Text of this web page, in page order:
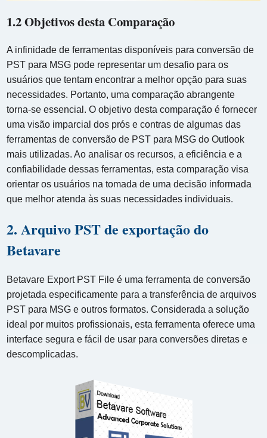
1.2 Objetivos desta Comparação
A infinidade de ferramentas disponíveis para conversão de
PST para MSG pode representar um desafio para os
usuários que tentam encontrar a melhor opção para suas
necessidades. Portanto, uma comparação abrangente
torna-se essencial. O objetivo desta comparação é fornecer
uma visão imparcial dos prós e contras de algumas das
ferramentas de conversão de PST para MSG do Outlook
mais utilizadas. Ao analisar os recursos, a eficiência e a
confiabilidade dessas ferramentas, esta comparação visa
orientar os usuários na tomada de uma decisão informada
que melhor atenda às suas necessidades individuais.
2. Arquivo PST de exportação do
Betavare
Betavare Export PST File é uma ferramenta de conversão
projetada especificamente para a transferência de arquivos
PST para MSG e outros formatos. Considerada a solução
ideal por muitos profissionais, esta ferramenta oferece uma
interface segura e fácil de usar para conversões diretas e
descomplicadas.